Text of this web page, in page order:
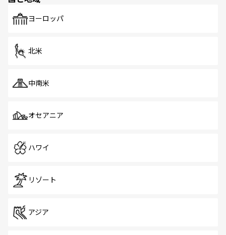
で、ホーカーズは地元の風情を楽しめる外せないスポット
ヨーロッパ
北米
中南米
オセアニア
ハワイ
リゾート
アジア